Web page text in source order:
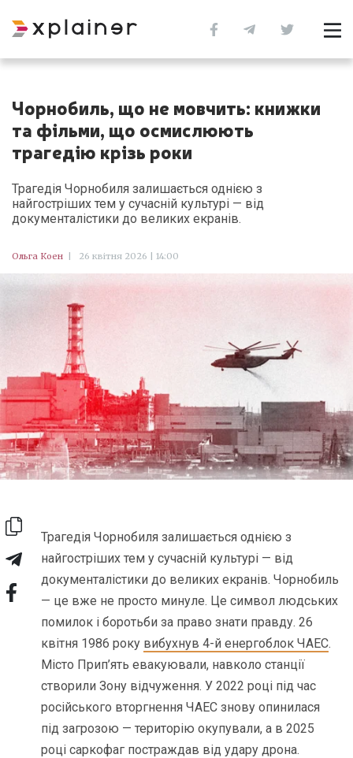
Чорнобиль, що не мовчить: книжки
та фільми, що осмислюють
трагедію крізь роки
Трагедія Чорнобиля залишається однією з
найгостріших тем у сучасній культурі — від
документалістики до великих екранів.
Ольга Коен 26 квітня 2026 | 14:00
Трагедія Чорнобиля залишається однією з
найгостріших тем у сучасній культурі — від
документалістики до великих екранів. Чорнобиль
— це вже не просто минуле. Це символ людських
помилок і боротьби за право знати правду. 26
квітня 1986 року вибухнув 4-й енергоблок ЧАЕС.
Місто Прип’ять евакуювали, навколо станції
створили Зону відчуження. У 2022 році під час
російського вторгнення ЧАЕС знову опинилася
під загрозою — територію окупували, а в 2025
році саркофаг постраждав від удару дрона.